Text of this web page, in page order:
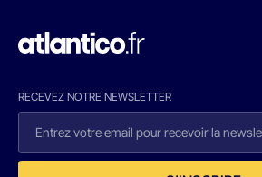
RECEVEZ NOTRE NEWSLETTER